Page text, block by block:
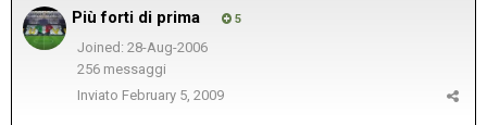
Più forti di prima 5
Joined: 28-Aug-2006
256 messaggi
Inviato February 5, 2009